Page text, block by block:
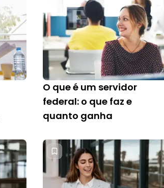
O que é um servidor
federal: o que faz e
quanto ganha